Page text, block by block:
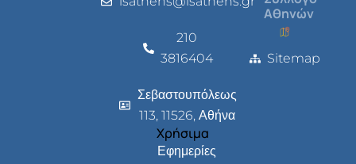
210
3816404
Σεβαστουπόλεως
113, 11526, Αθήνα
Χρήσιμα
Εφημερίες
Αθηνών
Sitemap